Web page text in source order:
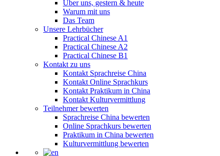
Über uns, gestern & heute
Warum mit uns
Das Team
Unsere Lehrbücher
Practical Chinese A1
Practical Chinese A2
Practical Chinese B1
Kontakt zu uns
Kontakt Sprachreise China
Kontakt Online Sprachkurs
Kontakt Praktikum in China
Kontakt Kulturvermittlung
Teilnehmer bewerten
Sprachreise China bewerten
Online Sprachkurs bewerten
Praktikum in China bewerten
Kulturvermittlung bewerten